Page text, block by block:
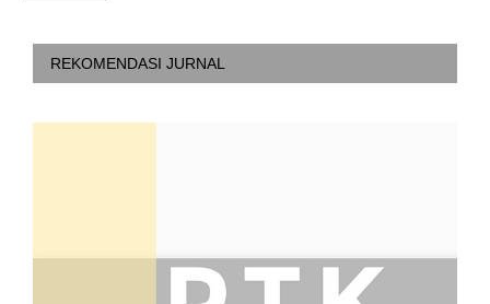
REKOMENDASI JURNAL